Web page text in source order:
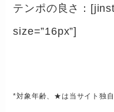
テンポの良さ：
size=”16px”]
*対象年齢、★は当サイト独自